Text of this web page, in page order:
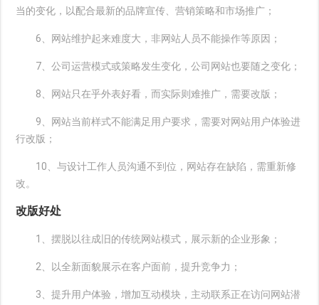
当的变化，以配合最新的品牌宣传、营销策略和市场推广；
6、网站维护起来难度大，非网站人员不能操作等原因；
7、公司运营模式或策略发生变化，公司网站也要随之变化；
8、网站只在乎外表好看，而实际则难推广，需要改版；
9、网站当前样式不能满足用户要求，需要对网站用户体验进
行改版；
10、与设计工作人员沟通不到位，网站存在缺陷，需重新修
改。
改版好处
1、摆脱以往成旧的传统网站模式，展示新的企业形象；
2、以全新面貌展示在客户面前，提升竞争力；
3、提升用户体验，增加互动模块，主动联系正在访问网站潜